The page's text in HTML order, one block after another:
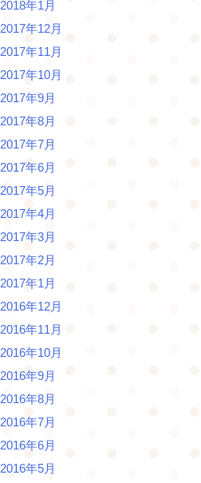
2018年1月
2017年12月
2017年11月
2017年10月
2017年9月
2017年8月
2017年7月
2017年6月
2017年5月
2017年4月
2017年3月
2017年2月
2017年1月
2016年12月
2016年11月
2016年10月
2016年9月
2016年8月
2016年7月
2016年6月
2016年5月